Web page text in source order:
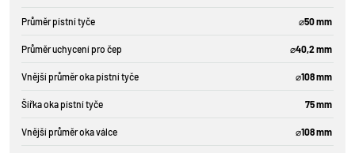
Průměr pístní tyče ⌀50 mm
Průměr uchycení pro čep ⌀40,2 mm
Vnější průměr oka pístní tyče ⌀108 mm
Šířka oka pístní tyče 75 mm
Vnější průměr oka válce ⌀108 mm